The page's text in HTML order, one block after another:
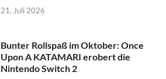
21. Juli 2026
Bunter Rollspaß im Oktober: Once
Upon A KATAMARI erobert die
Nintendo Switch 2